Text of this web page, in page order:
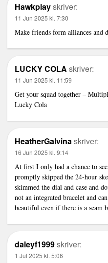
Hawkplayskriver:
11 Jun 2025 kl. 7:30
Make friends form alliances and
LUCKY COLA skriver:
11 Jun 2025 kl. 11:59
Get your squad together –
Lucky Cola
HeatherGalvinaskriver:
16 Jun 2025 kl. 9:14
At first I only had a chance to
promptly skipped the 24-hour
skimmed the dial and case and
not an integrated bracelet and
beautiful even if there is a seam
daleyf1999skriver:
1 Jul 2025 kl. 5:06